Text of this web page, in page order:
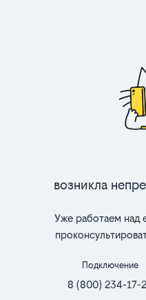
Возникла
Уже работаем над
Подключение
8 (800) 234-17-